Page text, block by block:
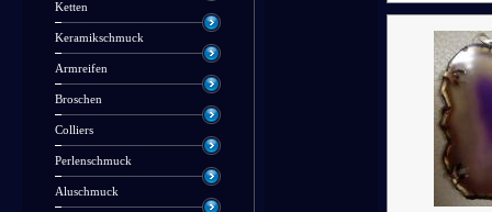
Ketten
Keramikschmuck
Armreifen
Broschen
Colliers
Perlenschmuck
Aluschmuck